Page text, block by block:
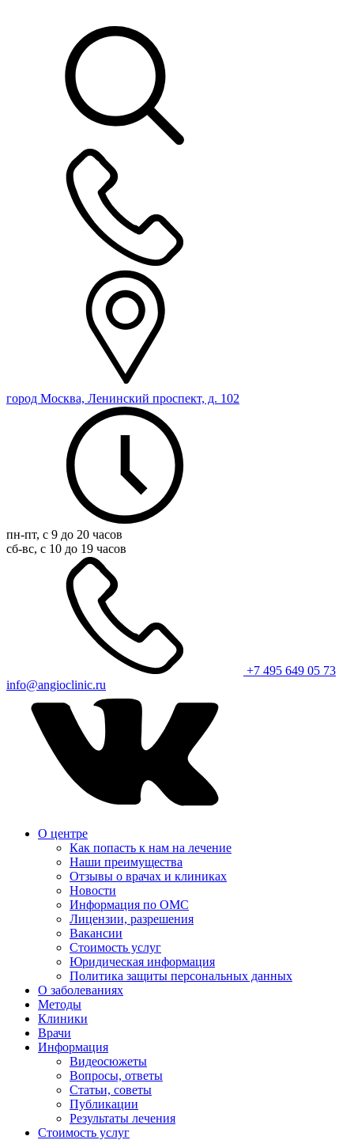
город Москва, Ленинский проспект, д. 102
пн-пт, с 9 до 20 часов
сб-вс, с 10 до 19 часов
+7 495 649 05 73
info@angioclinic.ru
О центре
Как попасть к нам на лечение
Наши преимущества
Отзывы о врачах и клиниках
Новости
Информация по ОМС
Лицензии, разрешения
Вакансии
Стоимость услуг
Юридическая информация
Политика защиты персональных данных
О заболеваниях
Методы
Клиники
Врачи
Информация
Видеосюжеты
Вопросы, ответы
Статьи, советы
Публикации
Результаты лечения
Стоимость услуг